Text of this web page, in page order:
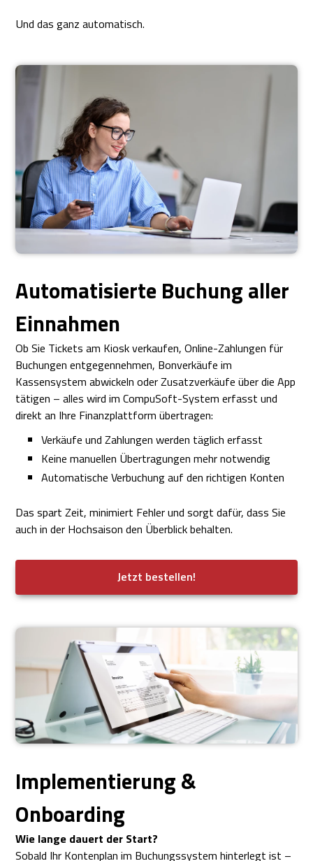
Und das ganz automatisch.
Automatisierte Buchung aller
Einnahmen
Ob Sie Tickets am Kiosk verkaufen, Online-Zahlungen für
Buchungen entgegennehmen, Bonverkäufe im
Kassensystem abwickeln oder Zusatzverkäufe über die App
tätigen – alles wird im CompuSoft-System erfasst und
direkt an Ihre Finanzplattform übertragen:
Verkäufe und Zahlungen werden täglich erfasst
Keine manuellen Übertragungen mehr notwendig
Automatische Verbuchung auf den richtigen Konten
Das spart Zeit, minimiert Fehler und sorgt dafür, dass Sie
auch in der Hochsaison den Überblick behalten.
Jetzt bestellen!
Implementierung &
Onboarding
Wie lange dauert der Start?
Sobald Ihr Kontenplan im Buchungssystem hinterlegt ist –